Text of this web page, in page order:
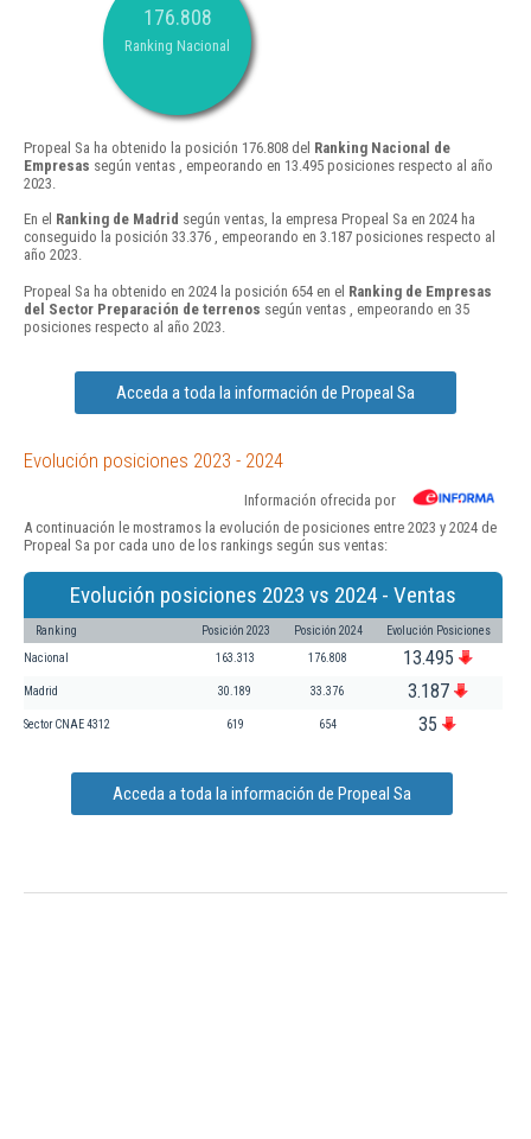
176.808
Ranking Nacional
Propeal Sa ha obtenido la posición 176.808 del Ranking Nacional de
Empresas según ventas , empeorando en 13.495 posiciones respecto al año
2023.
En el Ranking de Madrid según ventas, la empresa Propeal Sa en 2024 ha
conseguido la posición 33.376 , empeorando en 3.187 posiciones respecto al
año 2023.
Propeal Sa ha obtenido en 2024 la posición 654 en el Ranking de Empresas
del Sector Preparación de terrenos según ventas , empeorando en 35
posiciones respecto al año 2023.
Acceda a toda la información de Propeal Sa
Evolución posiciones 2023 - 2024
Información ofrecida por
A continuación le mostramos la evolución de posiciones entre 2023 y 2024 de
Propeal Sa por cada uno de los rankings según sus ventas:
Evolución posiciones 2023 vs 2024 - Ventas
Ranking Posición 2023 Posición 2024 Evolución Posiciones
Nacional 163.313 176.808 13.495
Madrid 30.189 33.376 3.187
Sector CNAE 4312 619 654 35
Acceda a toda la información de Propeal Sa